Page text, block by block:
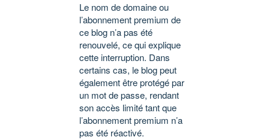
Le nom de domaine ou
l’abonnement premium de
ce blog n’a pas été
renouvelé, ce qui explique
cette interruption. Dans
certains cas, le blog peut
également être protégé par
un mot de passe, rendant
son accès limité tant que
l’abonnement premium n’a
pas été réactivé.